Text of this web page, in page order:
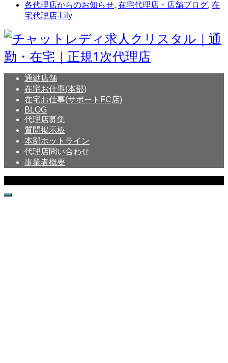
各代理店からのお知らせ, 在宅代理店・店舗ブログ, 在
宅代理店-Lily
通勤店舗
在宅お仕事(本部)
在宅お仕事(サポートFC店)
BLOG
代理店募集
質問掲示板
本部ホットライン
代理店問い合わせ
事業者概要